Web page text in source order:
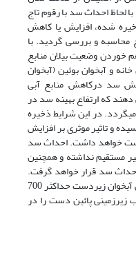
لحاظ احداث سد با رقوم تاج
شده، افزایش یا کاهش
محاسبه و بررسی گردید. با
خوردن وضعیت بیلان منابع
و آبخوان بوئین (آبخوان
سد درکاهش منابع آبی
که ارتفاع بهینه سد در
فراهم میگردد. در این شرایط ذخیره
متر مکعب رسیده و تاثیر موثری بر افزایش
خواهد داشت. احداث سد
مستقیم نداشته و همچنین
سد قرار خواهد گرفت.
شعاع اثر سد گنجه بر تراز آب زیرزمینی آبخوان زیردست حداکثر 700
افت سطح آب زیرزمینی پائین دست را در